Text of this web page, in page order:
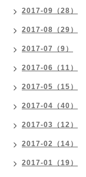
2017-09（28）
2017-08（29）
2017-07（9）
2017-06（11）
2017-05（15）
2017-04（40）
2017-03（12）
2017-02（14）
2017-01（19）